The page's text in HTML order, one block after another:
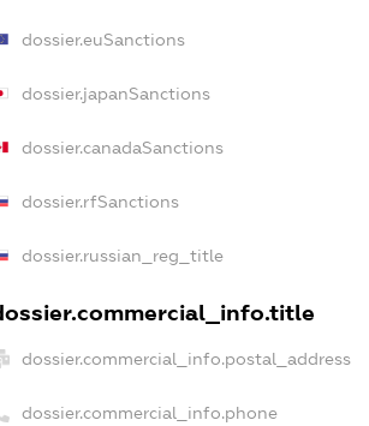
dossier.euSanctions
dossier.japanSanctions
dossier.canadaSanctions
dossier.rfSanctions
dossier.russian_reg_title
dossier.commercial_info.postal_address
dossier.commercial_info.phone